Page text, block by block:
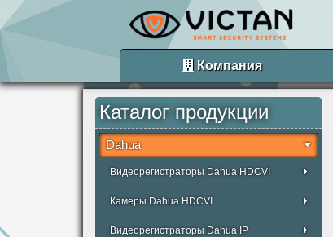
Компания
Каталог продукции
Dahua
Видеорегистраторы Dahua HDCVI
Камеры Dahua HDCVI
Видеорегистраторы Dahua IP